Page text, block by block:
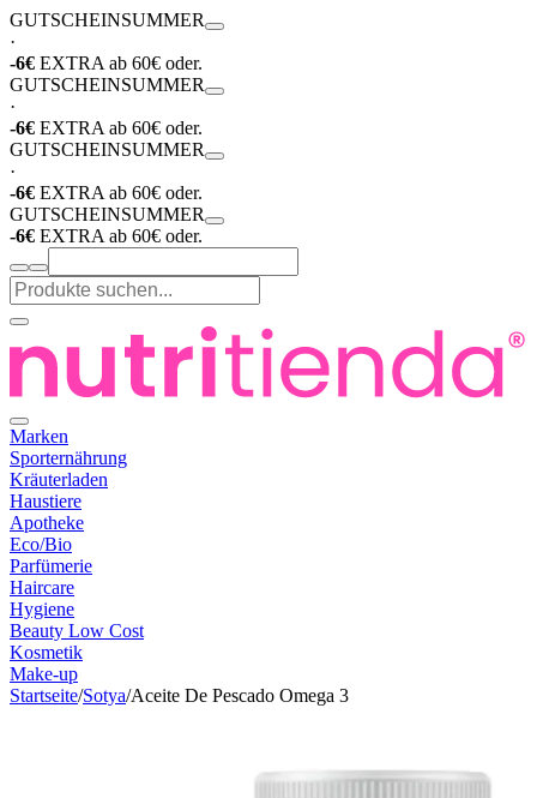
GUTSCHEINSUMMER
·
-6€ EXTRA ab 60€ oder.
GUTSCHEINSUMMER
·
-6€ EXTRA ab 60€ oder.
GUTSCHEINSUMMER
·
-6€ EXTRA ab 60€ oder.
GUTSCHEINSUMMER
-6€ EXTRA ab 60€ oder.
Marken
Sporternährung
Kräuterladen
Haustiere
Apotheke
Eco/Bio
Parfümerie
Haircare
Hygiene
Beauty Low Cost
Kosmetik
Make-up
Startseite/Sotya/Aceite De Pescado Omega 3